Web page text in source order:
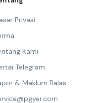
Privasi
Kami
Telegram
& Maklum Balas